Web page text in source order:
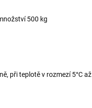
500 kg
při teplotě v rozmezí 5°C až